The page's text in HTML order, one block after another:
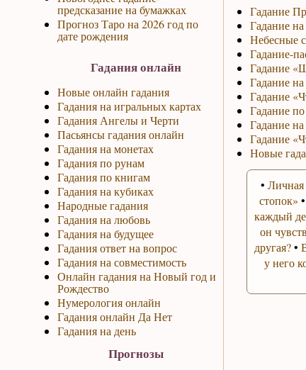
предсказание на бумажках
Прогноз Таро на 2026 год по
дате рождения
Гадания онлайн
Новые онлайн гадания
Гадания на игральных картах
Гадания Ангелы и Черти
Пасьянсы гадания онлайн
Гадания на монетах
Гадания по рунам
Гадания по книгам
Гадания на кубиках
Народные гадания
Гадания на любовь
Гадания на будущее
Гадания ответ на вопрос
Гадания на совместимость
Онлайн гадания на Новый год и
Рождество
Нумерология онлайн
Гадания онлайн Да Нет
Гадания на день
Прогнозы
Гадание
Гадание
Небесные
Гадание-
Гадание
Гадание
Гадание
Гадание
Гадание
Гадание
Новые
• Личная
стопок» •
каждый
он
другая?•
у него